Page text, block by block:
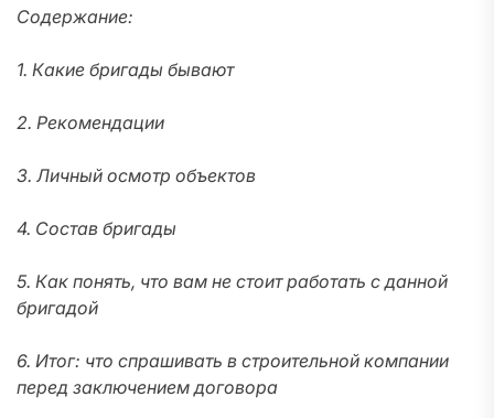
Содержание:
1. Какие бригады бывают
2. Рекомендации
3. Личный осмотр объектов
4. Состав бригады
5. Как понять, что вам не стоит работать с данной
бригадой
6. Итог: что спрашивать в строительной компании
перед заключением договора